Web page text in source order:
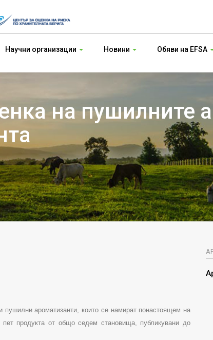
Научни организации Новини Обяви на EFSA
на пушилните
ароматизанти, които се намират понастоящем на
продукта от общо седем становища, публикувани до